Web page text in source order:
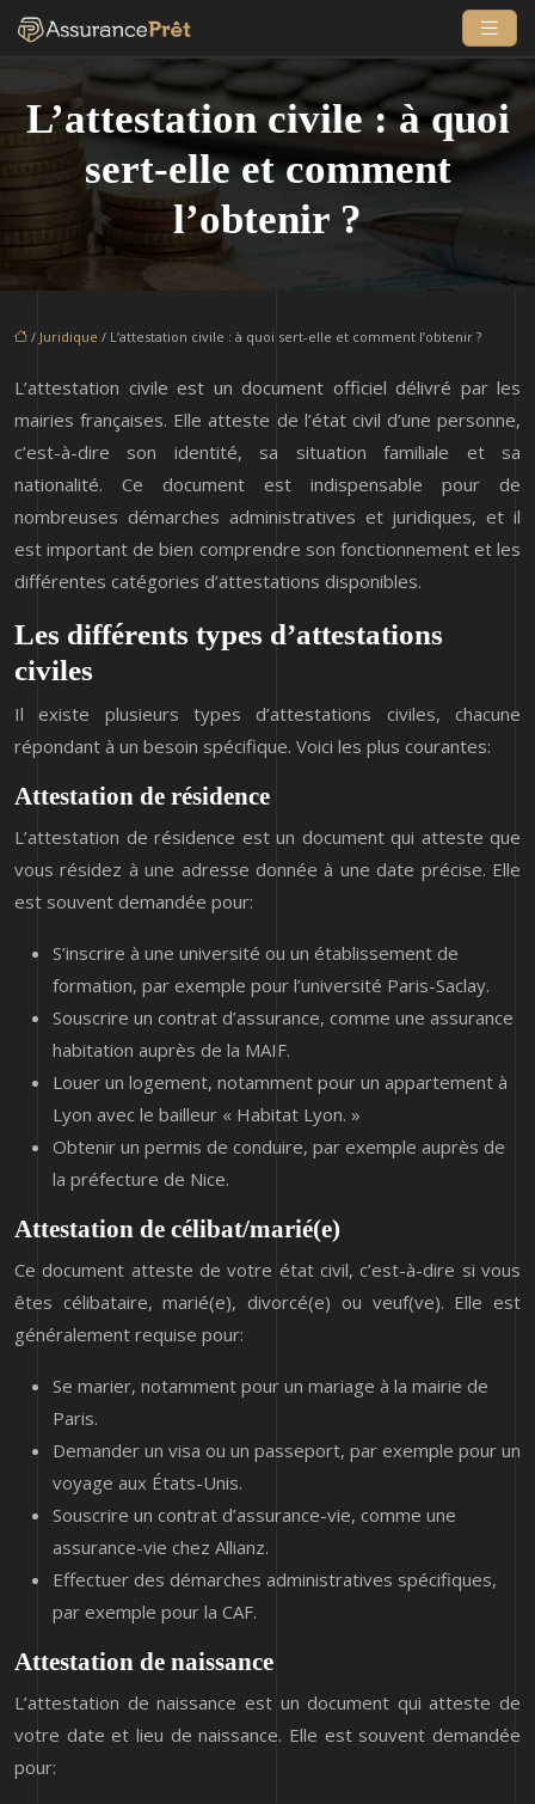
L’attestation civile : à quoi
sert-elle et comment
l’obtenir ?
/ Juridique / L’attestation civile : à quoi sert-elle et comment l’obtenir ?
L’attestation civile est un document officiel délivré par les
mairies françaises. Elle atteste de l’état civil d’une personne,
c’est-à-dire son identité, sa situation familiale et sa
nationalité. Ce document est indispensable pour de
nombreuses démarches administratives et juridiques, et il
est important de bien comprendre son fonctionnement et les
différentes catégories d’attestations disponibles.
Les différents types d’attestations
civiles
Il existe plusieurs types d’attestations civiles, chacune
répondant à un besoin spécifique. Voici les plus courantes:
Attestation de résidence
L’attestation de résidence est un document qui atteste que
vous résidez à une adresse donnée à une date précise. Elle
est souvent demandée pour:
S’inscrire à une université ou un établissement de
formation, par exemple pour l’université Paris-Saclay.
Souscrire un contrat d’assurance, comme une assurance
habitation auprès de la MAIF.
Louer un logement, notamment pour un appartement à
Lyon avec le bailleur « Habitat Lyon. »
Obtenir un permis de conduire, par exemple auprès de
la préfecture de Nice.
Attestation de célibat/marié(e)
Ce document atteste de votre état civil, c’est-à-dire si vous
êtes célibataire, marié(e), divorcé(e) ou veuf(ve). Elle est
généralement requise pour:
Se marier, notamment pour un mariage à la mairie de
Paris.
Demander un visa ou un passeport, par exemple pour un
voyage aux États-Unis.
Souscrire un contrat d’assurance-vie, comme une
assurance-vie chez Allianz.
Effectuer des démarches administratives spécifiques,
par exemple pour la CAF.
Attestation de naissance
L’attestation de naissance est un document qui atteste de
votre date et lieu de naissance. Elle est souvent demandée
pour: